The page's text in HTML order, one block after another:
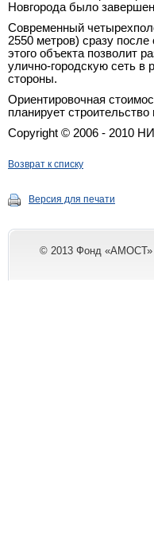
Новгорода было
Современный
2550 метров) сразу после
этого объекта позволит
улично-городскую сеть в
стороны.
Ориентировочная
планирует
Copyright © 2006 - 2010
Возврат к списку
Версия для печати
© 2013 Фонд «АМОСТ»